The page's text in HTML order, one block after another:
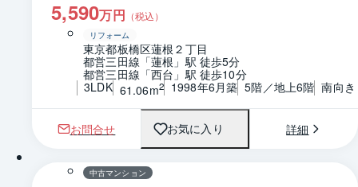
5,590万円 （税込）
リフォーム
東京都板橋区蓮根２丁目
都営三田線「蓮根」駅 徒歩5分
都営三田線「西台」駅 徒歩10分
3LDK 61.06m2 1998年6月築 5階／地上6階 南向き
お問合せ お気に入り 詳細
1 / 0 間取り
中古マンション